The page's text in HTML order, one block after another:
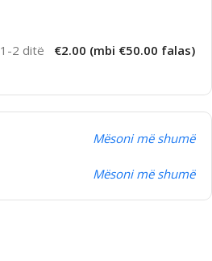
1-2 ditë €2.00 (mbi €50.00 falas)
Mësoni më shumë
Mësoni më shumë